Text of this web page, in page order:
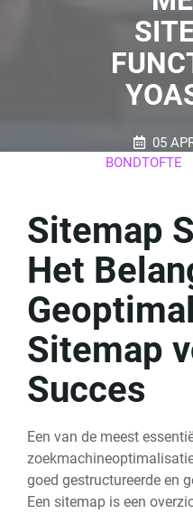
05
BONDTOFTE
Sitemap
Het
Sitemap
Succes
Een van de meest
goed gestructureerde en
Een sitemap is een